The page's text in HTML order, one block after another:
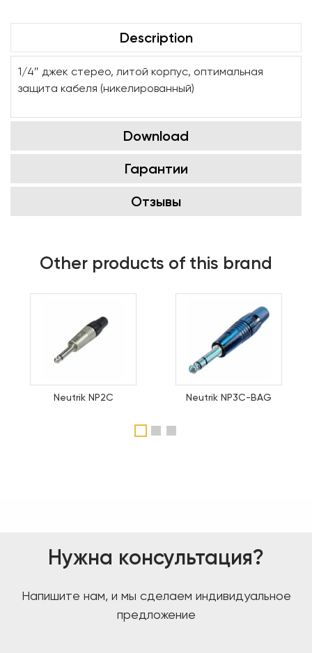
Description
1/4″ джек стерео, литой корпус, оптимальная
защита кабеля (никелированный)
Download
Гарантии
Отзывы
Other products of this brand
Neutrik NP2C Neutrik NP3C-BAG
Нужна консультация?
Напишите нам, и мы сделаем индивидуальное
предложение